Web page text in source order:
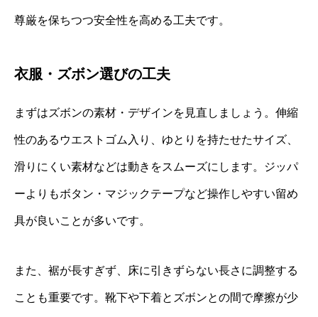
尊厳を保ちつつ安全性を高める工夫です。
衣服・ズボン選びの工夫
まずはズボンの素材・デザインを見直しましょう。伸縮
性のあるウエストゴム入り、ゆとりを持たせたサイズ、
滑りにくい素材などは動きをスムーズにします。ジッパ
ーよりもボタン・マジックテープなど操作しやすい留め
具が良いことが多いです。
また、裾が長すぎず、床に引きずらない長さに調整する
ことも重要です。靴下や下着とズボンとの間で摩擦が少